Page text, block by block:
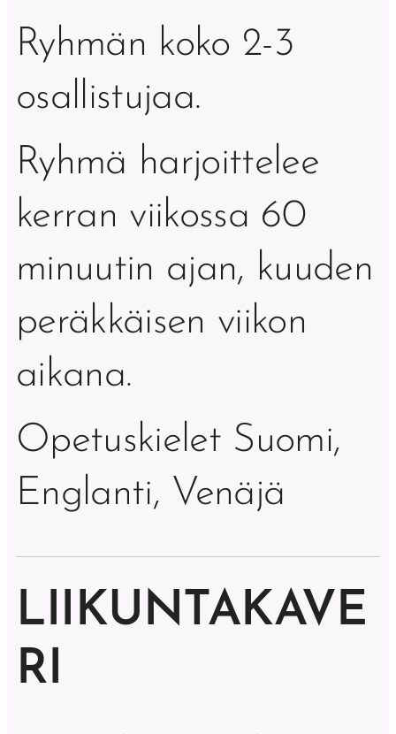
Ryhmän koko 2-3
osallistujaa.
Ryhmä harjoittelee
kerran viikossa 60
minuutin ajan, kuuden
peräkkäisen viikon
aikana.
Opetuskielet Suomi,
Englanti, Venäjä
LIIKUNTAKAVE
RI